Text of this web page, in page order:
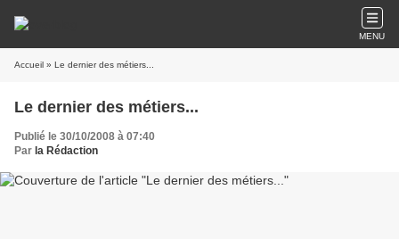
MENU
Accueil » Le dernier des métiers...
Le dernier des métiers...
Publié le 30/10/2008 à 07:40
Par la Rédaction